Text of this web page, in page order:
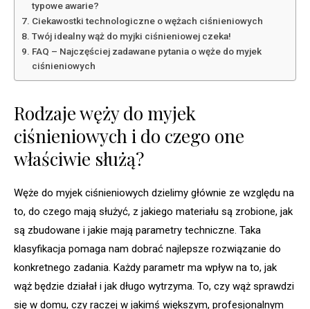
typowe awarie?
Ciekawostki technologiczne o wężach ciśnieniowych
Twój idealny wąż do myjki ciśnieniowej czeka!
FAQ – Najczęściej zadawane pytania o węże do myjek
ciśnieniowych
Rodzaje węży do myjek
ciśnieniowych i do czego one
właściwie służą?
Węże do myjek ciśnieniowych dzielimy głównie ze względu na
to, do czego mają służyć, z jakiego materiału są zrobione, jak
są zbudowane i jakie mają parametry techniczne. Taka
klasyfikacja pomaga nam dobrać najlepsze rozwiązanie do
konkretnego zadania. Każdy parametr ma wpływ na to, jak
wąż będzie działał i jak długo wytrzyma. To, czy wąż sprawdzi
się w domu, czy raczej w jakimś większym, profesjonalnym